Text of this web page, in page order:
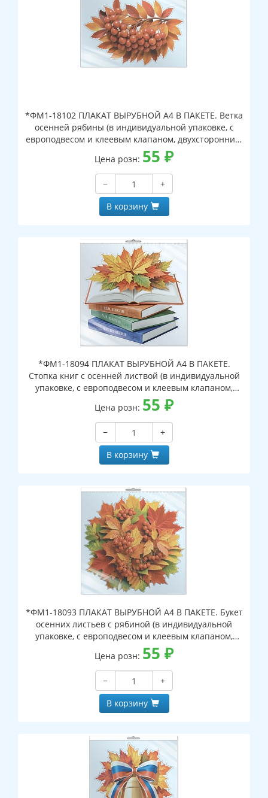
*ФМ1-18102 ПЛАКАТ ВЫРУБНОЙ А4 В ПАКЕТЕ. Ветка
осенней рябины (в индивидуальной упаковке, с
европодвесом и клеевым клапаном, двухсторонний,
ВД-лак)
Цена розн: 55 ₽
−
+
В корзину
*ФМ1-18094 ПЛАКАТ ВЫРУБНОЙ А4 В ПАКЕТЕ.
Стопка книг с осенней листвой (в индивидуальной
упаковке, с европодвесом и клеевым клапаном,
двухсторонний, ВД-лак)
Цена розн: 55 ₽
−
+
В корзину
*ФМ1-18093 ПЛАКАТ ВЫРУБНОЙ А4 В ПАКЕТЕ. Букет
осенних листьев с рябиной (в индивидуальной
упаковке, с европодвесом и клеевым клапаном,
двухсторонний, ВД-лак)
Цена розн: 55 ₽
−
+
В корзину